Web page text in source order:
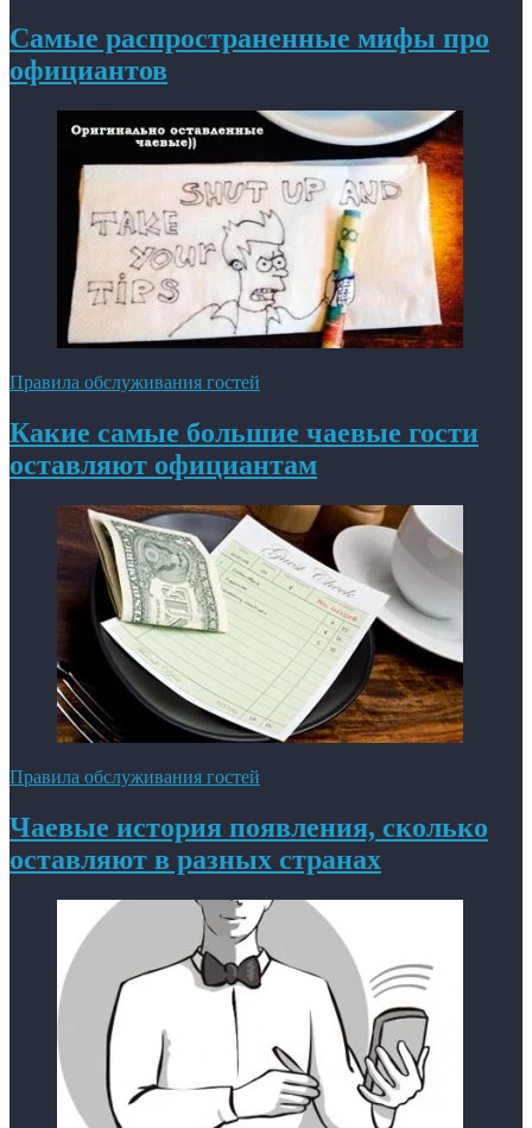
Самые распространенные мифы про
официантов
Правила обслуживания гостей
Какие самые большие чаевые гости
оставляют официантам
Правила обслуживания гостей
Чаевые история появления, сколько
оставляют в разных странах